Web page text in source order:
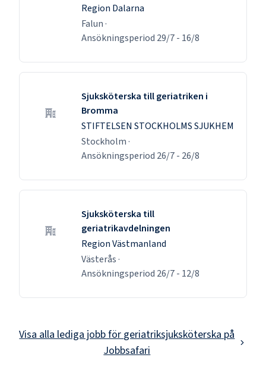
Region Dalarna
Falun ·
Ansökningsperiod 29/7- 16/8
Sjuksköterska till geriatriken i
Bromma
STIFTELSEN STOCKHOLMS SJUKHEM
Stockholm ·
Ansökningsperiod 26/7- 26/8
Sjuksköterska till
geriatrikavdelningen
Region Västmanland
Västerås ·
Ansökningsperiod 26/7- 12/8
Visa alla lediga jobb för geriatriksjuksköterska på
Jobbsafari